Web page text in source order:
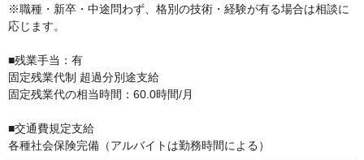
※職種・新卒・中途問わず、格別の技術・経験が有る場合は相談に
応じます。
■残業⼿当：有
固定残業代制 超過分別途⽀給
固定残業代の相当時間：60.0時間/⽉
■交通費規定支給
各種社会保険完備（アルバイトは勤務時間による）